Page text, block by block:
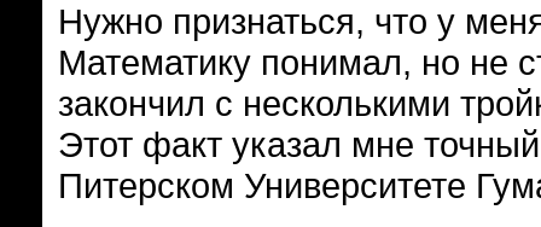
Нужно признаться, что у
Математику понимал, но не
закончил с несколькими
Этот факт указал мне
Питерском Университете